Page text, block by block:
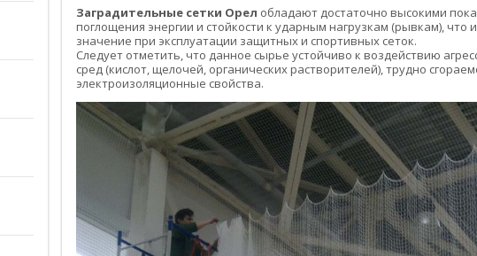
Заградительные сетки Орел обладают достаточно высокими
поглощения энергии и стойкости к ударным нагрузкам (рывкам), что
значение при эксплуатации защитных и спортивных сеток.
Следует отметить, что данное сырье устойчиво к воздействию
сред (кислот, щелочей, органических растворителей), трудно
электроизоляционные свойства.